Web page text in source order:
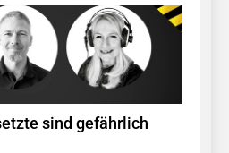
sind gefährlich